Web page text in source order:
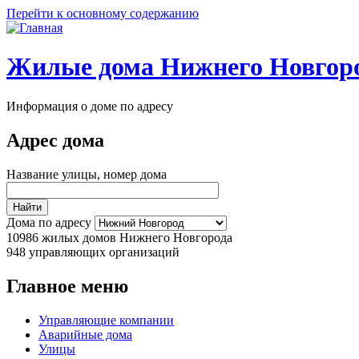
Перейти к основному содержанию
Жилые дома Нижнего
Информация о доме по адресу
Адрес дома
Название улицы, номер дома
Дома по адресу
10986 жилых домов Нижнего Новгорода
948 управляющих организаций
Главное меню
Управляющие компании
Аварийные дома
Улицы